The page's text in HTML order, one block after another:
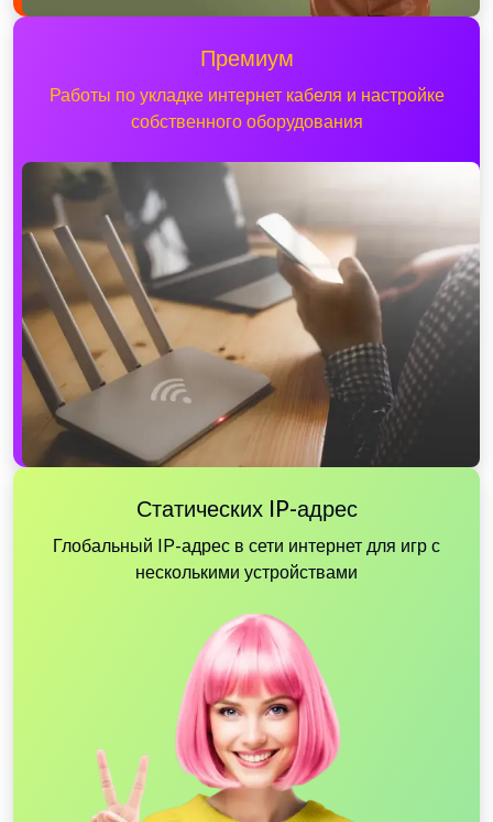
Премиум
Работы по укладке интернет кабеля и настройке
собственного оборудования
Статических IP-адрес
Глобальный IP-адрес в сети интернет для игр с
несколькими устройствами